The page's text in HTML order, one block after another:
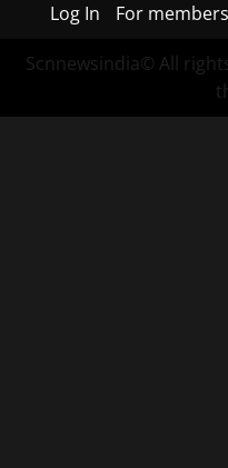
Log In
For
Scnnewsindia© All